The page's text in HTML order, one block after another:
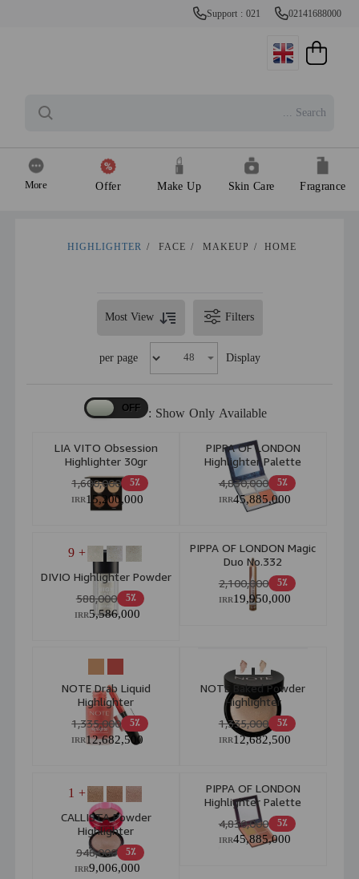
Support : 021 02141688000
Fragrance
Skin Care
Make Up
Offer
More
HOME
/
MAKEUP
/
FACE
/
HIGHLIGHTER
Filters
Most View
Display
per page
Show Only Available :
LIA VITO Obsession
Highlighter 30gr
5٪ 1,600,000
15,200,000
IRR
PIPPA OF LONDON
Highlighter Palette
No.381 Eclipse
5٪ 4,830,000
45,885,000
IRR
+ 9
DIVIO Highlighter Powder
5٪ 588,000
5,586,000
IRR
PIPPA OF LONDON Magic
Duo No.332
5٪ 2,100,000
19,950,000
IRR
NOTE Drab Liquid
Highlighter
5٪ 1,335,000
12,682,500
IRR
NOTE Baked Powder
Highlighter
5٪ 1,335,000
12,682,500
IRR
+ 1
CALLISTA Powder
Highlighter
5٪ 948,000
9,006,000
IRR
PIPPA OF LONDON
Highlighter Palette
No.382 Stardust
5٪ 4,830,000
45,885,000
IRR